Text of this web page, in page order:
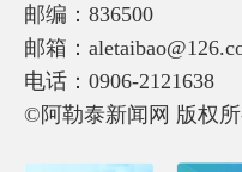
邮编：836500
邮箱：
电话：0906-2121638
©阿勒泰新闻网 版权